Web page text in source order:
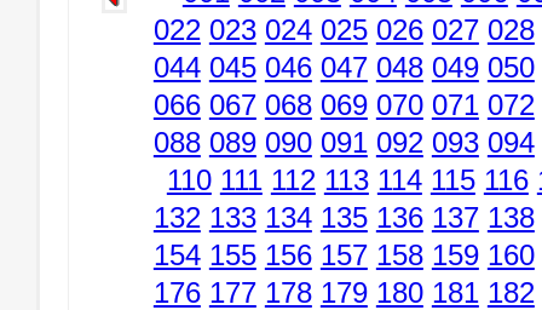
022 023 024 025 026 027 028
044 045 046 047 048 049 050
066 067 068 069 070 071 072
088 089 090 091 092 093 094
110 111 112 113 114 115 116
132 133 134 135 136 137 138
154 155 156 157 158 159 160
176 177 178 179 180 181 182